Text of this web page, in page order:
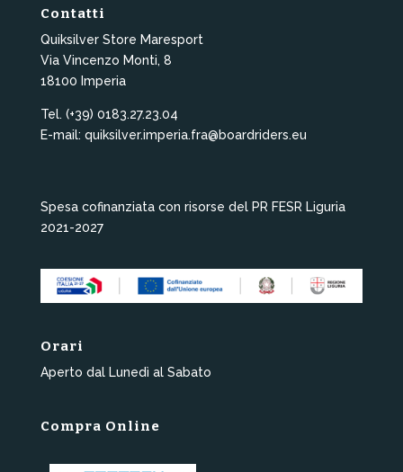
Contatti
Quiksilver Store Maresport
Via Vincenzo Monti, 8
18100 Imperia
Tel. (+39) 0183.27.23.04
E-mail: quiksilver.imperia.fra@boardriders.eu
Spesa cofinanziata con risorse del PR FESR Liguria
2021-2027
Orari
Aperto dal Lunedì al Sabato
Compra Online